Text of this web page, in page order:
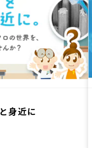
身近に